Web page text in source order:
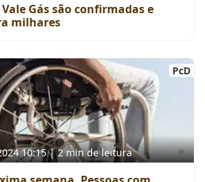
Vale Gás são confirmadas e
milhares
PcD
10:15 | 2 min de leitura